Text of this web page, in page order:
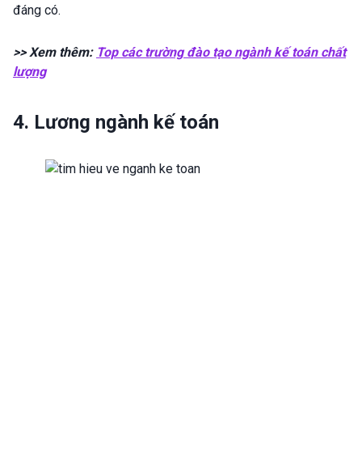
đáng có.
>> Xem thêm: Top các trường đào tạo ngành kế toán chất
lượng
4. Lương ngành kế toán